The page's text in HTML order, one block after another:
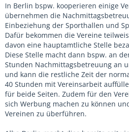
In Berlin bspw. kooperieren einige
übernehmen die
Einbeziehung der Sporthallen und
Dafür bekommen die Vereine
davon eine hauptamtliche Stelle
Diese Stelle macht dann bspw. an
Stunden Nachmittagsbetreuung an
und kann die restliche Zeit der
40 Stunden mit Vereinsarbeit
für beide Seiten. Zudem für den
sich Werbung machen zu können
Vereinen zu überführen.